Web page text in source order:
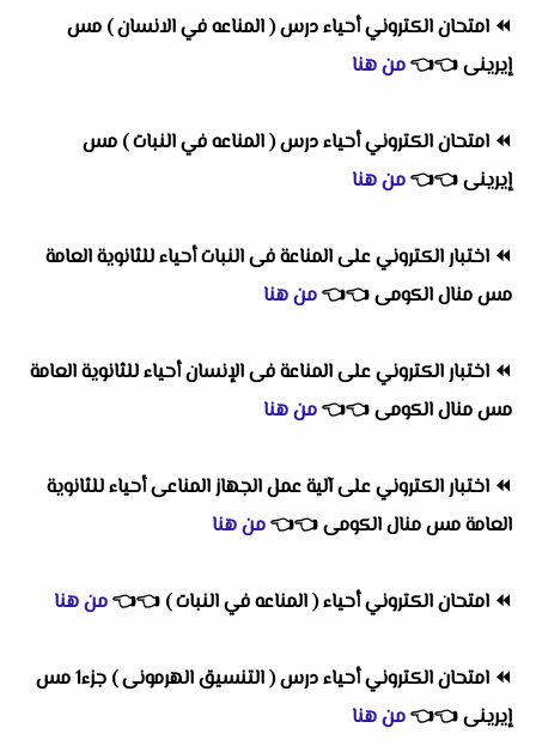
⏪ امتحان الكتروني أحياء درس ( المناعه في الانسان ) مس
إيرينى👈
👈من هنا
⏪ امتحان الكتروني أحياء درس ( المناعه في النبات ) مس
إيرينى👈
👈من هنا
⏪ اختبار الكتروني على المناعة فى النبات أحياء للثانوية العامة
مس منال الكومى👈
👈من هنا
⏪ اختبار الكتروني على المناعة فى الإنسان أحياء للثانوية العامة
مس منال الكومى👈
👈من هنا
⏪ اختبار الكتروني على آلية عمل الجهاز المناعى أحياء للثانوية
العامة مس منال الكومى👈
👈من هنا
⏪ امتحان الكتروني أحياء ( المناعه في النبات ) 👈
👈من هنا
⏪
امتحان الكتروني أحياء درس ( التنسيق الهرمونى ) جزء1 مس
إيرينى👈
👈من هنا